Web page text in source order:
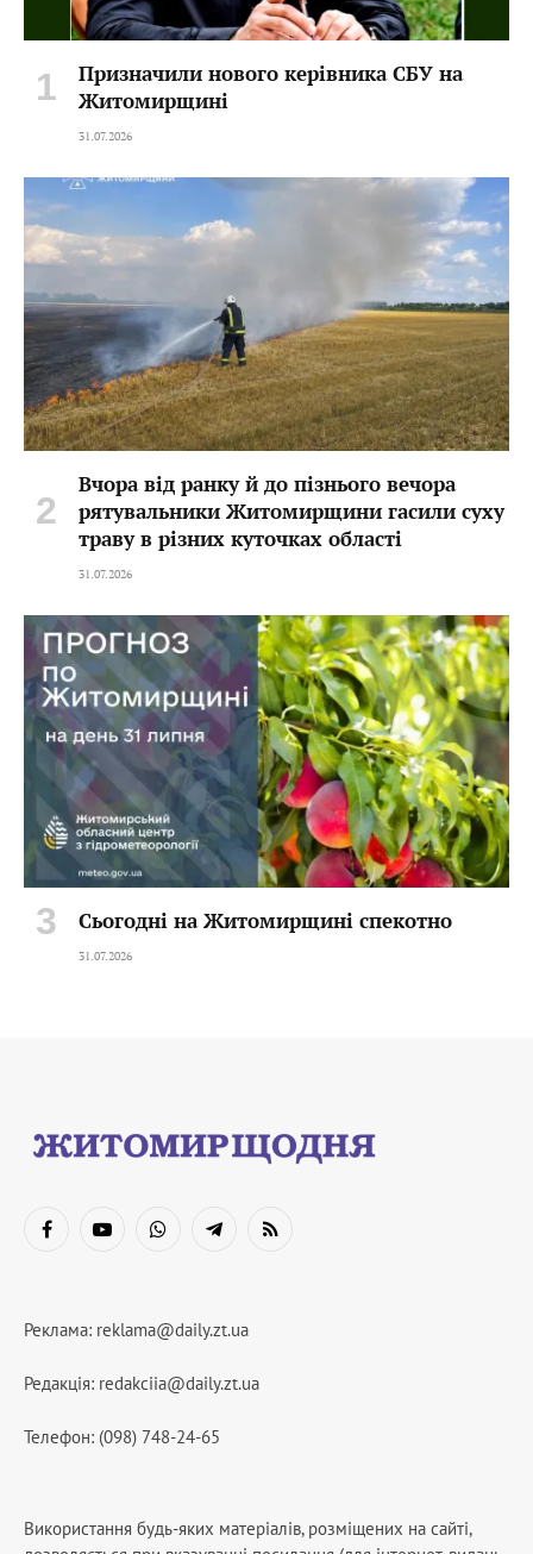
Призначили нового керівника СБУ на
Житомирщині
31.07.2026
Вчора від ранку й до пізнього вечора
рятувальники Житомирщини гасили суху
траву в різних куточках області
31.07.2026
Сьогодні на Житомирщині спекотно
31.07.2026
FacebookYouTubeWhatsAppTelegramRSS
Реклама: reklama@daily.zt.ua
Редакція: redakciia@daily.zt.ua
Телефон: (098) 748-24-65
Використання будь-яких матеріалів, розміщених на сайті,